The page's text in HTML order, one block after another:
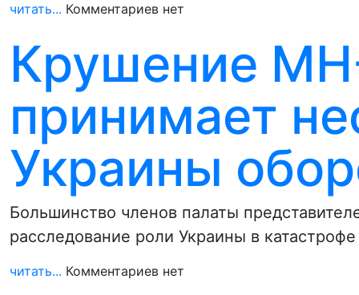
читать... Комментариев нет
Крушение
принимает
Украины
Большинство членов палаты
расследование роли Украины в
читать... Комментариев нет